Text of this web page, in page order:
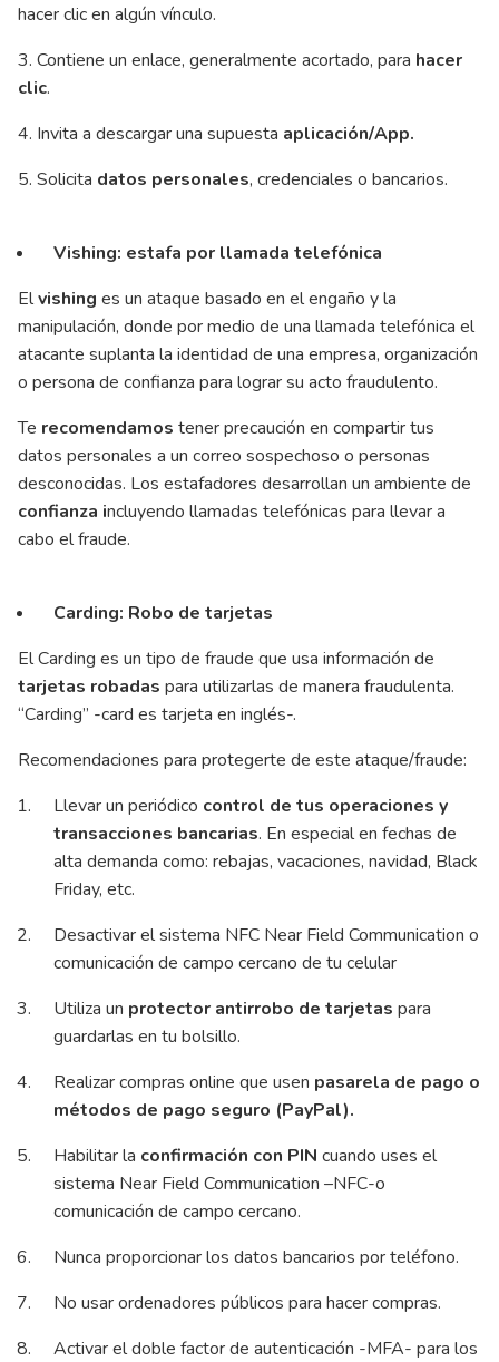
hacer clic en algún vínculo.
3. Contiene un enlace, generalmente acortado, para hacer
clic.
4. Invita a descargar una supuesta aplicación/App.
5. Solicita datos personales, credenciales o bancarios.
Vishing: estafa por llamada telefónica
Elvishing es un ataque basado en el engaño y la
manipulación, donde por medio de una llamada telefónica el
atacante suplanta la identidad de una empresa, organización
o persona de confianza para lograr su acto fraudulento.
Te recomendamos tener precaución en compartir tus
datos personales a un correo sospechoso o personas
desconocidas. Los estafadores desarrollan un ambiente de
confianza incluyendo llamadas telefónicas para llevar a
cabo el fraude.
Carding: Robo de tarjetas
El Carding es un tipo de fraude que usa información de
tarjetas robadas para utilizarlas de manera fraudulenta.
“Carding” -card es tarjeta en inglés-.
Recomendaciones para protegerte de este ataque/fraude:
Llevar un periódico control de tus operaciones y
transacciones bancarias. En especial en fechas de
alta demanda como: rebajas, vacaciones, navidad, Black
Friday, etc.
Desactivar el sistema NFC Near Field Communication o
comunicación de campo cercano de tu celular
Utiliza un protector antirrobo de tarjetas para
guardarlas en tu bolsillo.
Realizar compras online que usen pasarela de pago o
métodos de pago seguro (PayPal).
Habilitar la confirmación con PIN cuando uses el
sistema Near Field Communication –NFC-o
comunicación de campo cercano.
Nunca proporcionar los datos bancarios por teléfono.
No usar ordenadores públicos para hacer compras.
Activar el doble factor de autenticación -MFA- para los